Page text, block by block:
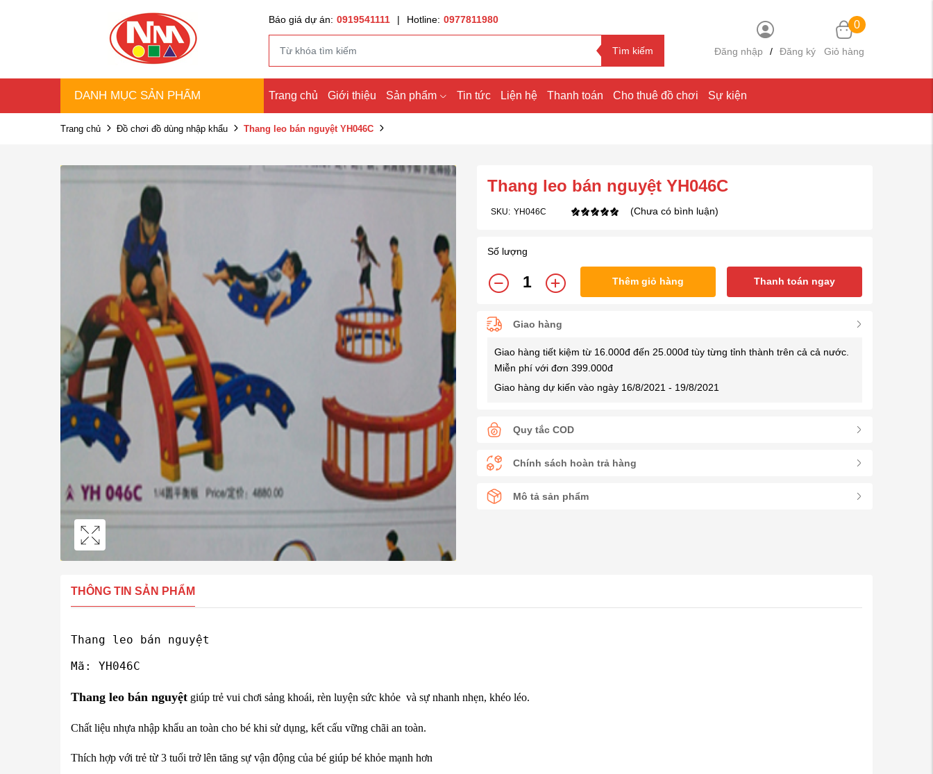
Báo giá dự án: 0919541111 | Hotline: 0977811980
Tìm kiếm Đăng nhập / Đăng ký
0
Giỏ hàng
DANH MỤC SẢN PHẨM Trang chủ Giới thiệu Sản phẩm Tin tức Liện hệ Thanh toán Cho thuê đồ chơi Sự kiện
Trang chủ Đồ chơi đồ dùng nhập khẩu Thang leo bán nguyệt YH046C
Thang leo bán nguyệt YH046C
SKU: YH046C (Chưa có bình luận)
Số lượng
Thêm giỏ hàng Thanh toán ngay
Giao hàng
Giao hàng tiết kiệm từ 16.000đ đến 25.000đ tùy từng tỉnh thành trên cả cả nước.
Miễn phí với đơn 399.000đ
Giao hàng dự kiến vào ngày 16/8/2021 - 19/8/2021
Quy tắc COD
Chính sách hoàn trả hàng
Mô tả sản phẩm
THÔNG TIN SẢN PHẨM
Thang leo bán nguyệt
Mã: YH046C
Thang leo bán nguyệt giúp trẻ vui chơi sảng khoái, rèn luyện sức khỏe và sự nhanh nhẹn, khéo léo.
Chất liệu nhựa nhập khẩu an toàn cho bé khi sử dụng, kết cấu vững chãi an toàn.
Thích hợp với trẻ từ 3 tuổi trở lên tăng sự vận động của bé giúp bé khỏe mạnh hơn